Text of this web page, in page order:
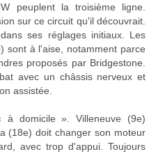
peuplent la troisième ligne.
sur ce circuit qu'il découvrait.
ses réglages initiaux. Les
sont à l'aise, notamment parce
proposés par Bridgestone.
avec un châssis nerveux et
assistée.
à domicile ». Villeneuve (9e)
(18e) doit changer son moteur
avec trop d'appui. Toujours